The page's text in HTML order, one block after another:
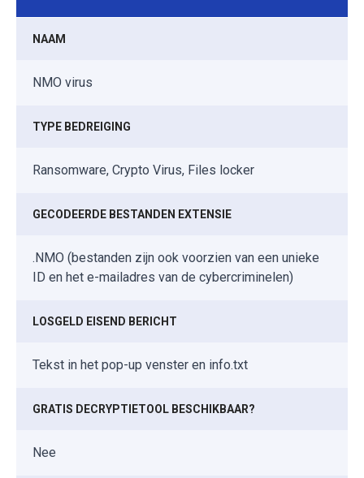
NAAM
NMO virus
TYPE BEDREIGING
Ransomware, Crypto Virus, Files locker
GECODEERDE BESTANDEN EXTENSIE
.NMO (bestanden zijn ook voorzien van een unieke
ID en het e-mailadres van de cybercriminelen)
LOSGELD EISEND BERICHT
Tekst in het pop-up venster en info.txt
GRATIS DECRYPTIETOOL BESCHIKBAAR?
Nee